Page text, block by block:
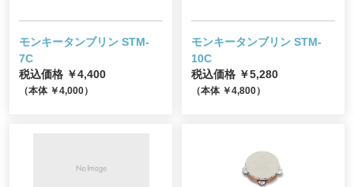
モンキータンブリン STM-
7C
税込価格 ￥4,400
（本体 ￥4,000）
モンキータンブリン STM-
10C
税込価格 ￥5,280
（本体 ￥4,800）